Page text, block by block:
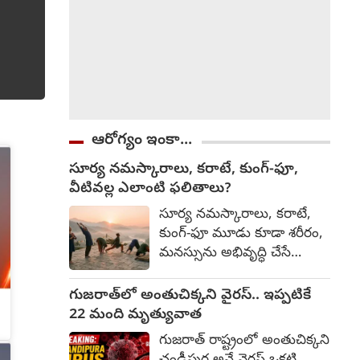
ఆరోగ్యం ఇంకా...
సూర్య నమస్కారాలు, కరాటే, కుంగ్-ఫూ,
వీటివల్ల ఎలాంటి ఫలితాలు?
సూర్య నమస్కారాలు, కరాటే,
కుంగ్-ఫూ మూడు కూడా శరీరం,
మనస్సును అభివృద్ధి చేసే
ఫలితాల్లో కొంత తేడా ఉంటుంది.
వేటివల్ల ఎలాంటి ఫలితాలు
వుంటాయో తెలుసుకుందాము.
సూర్య నమస్కారాలు శరీరంలోని
గుజరాత్‌లో అంతుచిక్కని వైరస్.. ఇప్పటికే
22 మంది మృత్యువాత
గుజరాత్ రాష్ట్రంలో అంతుచిక్కని